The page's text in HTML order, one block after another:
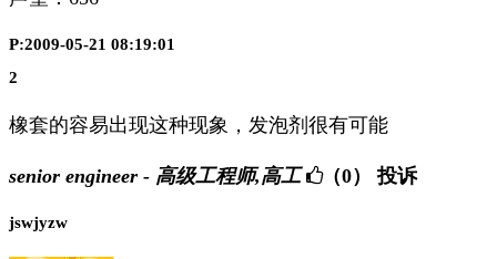
P:2009-05-21 08:19:01
2
橡套的容易出现这种现象，发泡剂很有可能
senior engineer - 高级工程师,高工 （0） 投诉
jswjyzw